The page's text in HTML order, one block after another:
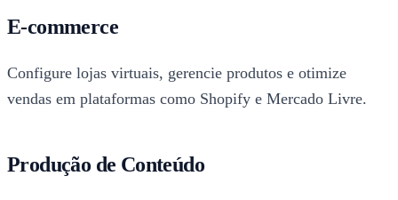
E-commerce
Configure lojas virtuais, gerencie produtos e otimize
vendas em plataformas como Shopify e Mercado Livre.
Produção de Conteúdo